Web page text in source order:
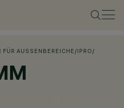
FÜR AUSSENBEREICHE /IPRO /